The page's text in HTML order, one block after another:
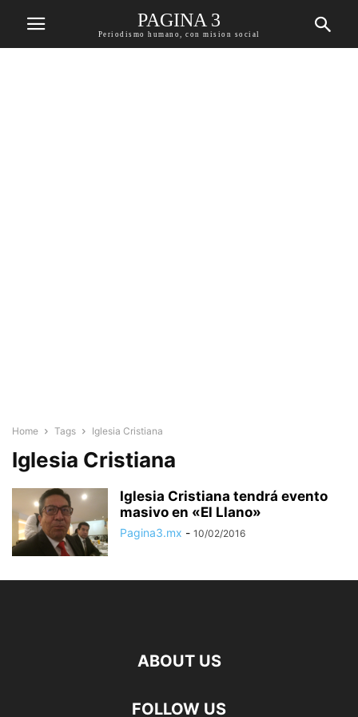
PAGINA 3
Periodismo humano, con mision social
Home Tags Iglesia Cristiana
Iglesia Cristiana
Iglesia Cristiana tendrá evento
masivo en «El Llano»
Pagina3.mx - 10/02/2016
ABOUT US
FOLLOW US